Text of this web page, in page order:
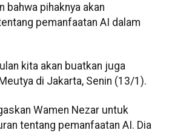
bahwa pihaknya akan
pemanfaatan AI dalam
kita akan buatkan juga
di Jakarta, Senin (13/1).
Wamen Nezar untuk
tentang pemanfaatan AI. Dia